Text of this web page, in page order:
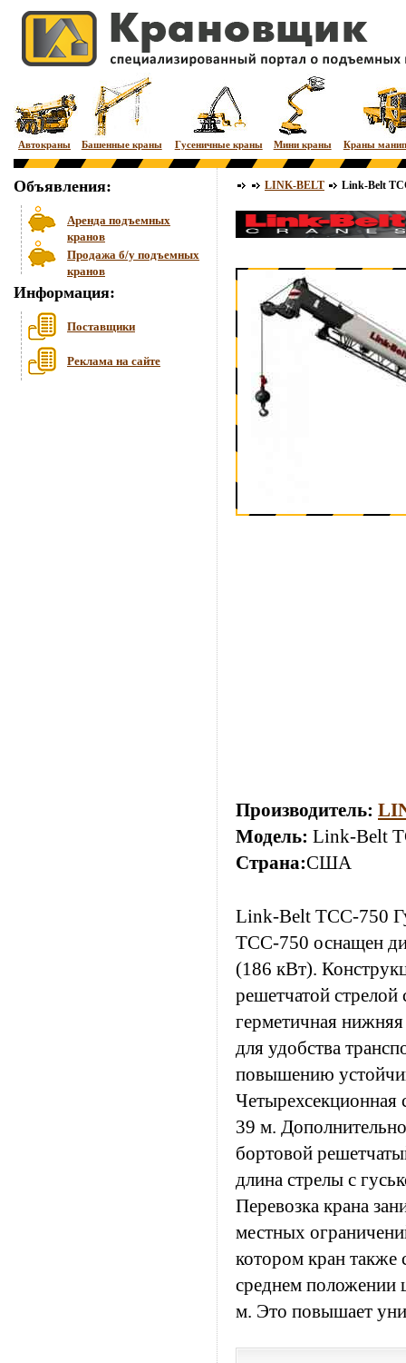
Автокраны Башенные краны Гусеничные краны Мини краны Краны
Объявления:
Аренда подъемных
кранов
Продажа б/у подъемных
кранов
Информация:
Поставщики
Реклама на сайте
LINK-BELT Link-Belt
Производитель:
Модель: Link-Belt
Страна:США
Link-Belt TCC-750
TCC-750 оснащен
(186 кВт).
решетчатой
герметичная
для удобства
повышению
39 м.
бортовой
длина стрелы с
Перевозка крана
местных
котором кран
среднем положении
м. Это повышает